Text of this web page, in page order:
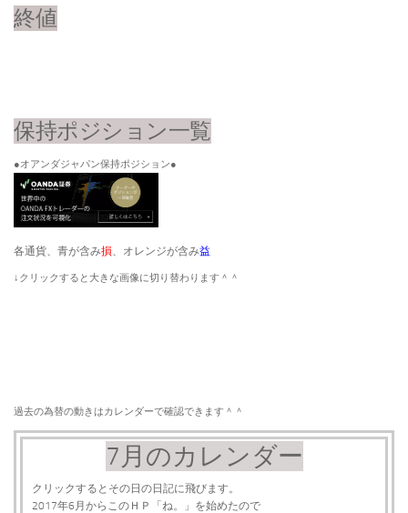
終値
保持ポジション一覧
●オアンダジャパン保持ポジション●
各通貨、青が含み損、オレンジが含み益
​↓クリックすると大きな画像に切り替わります＾＾
過去の為替の動きはカレンダーで確認できます＾＾
7月のカレンダー
クリックするとその日の日記に飛びます。
2017年6月からこのＨＰ「ね。」を始めたので